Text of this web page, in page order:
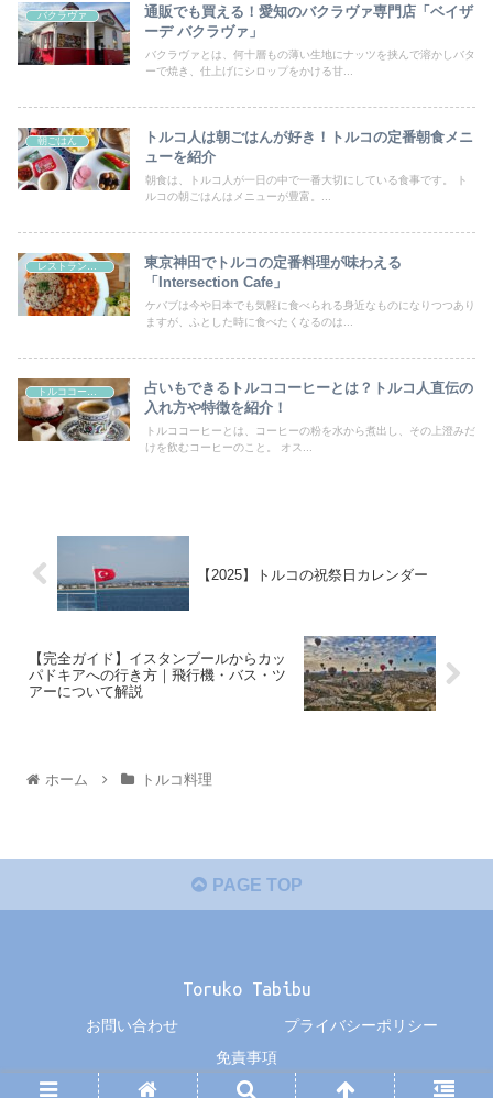
バクラヴァ
通販でも買える！愛知のバクラヴァ専門店「ベイザ
ーデ バクラヴァ」
バクラヴァとは、何十層もの薄い生地にナッツを挟んで溶かしバタ
ーで焼き、仕上げにシロップをかける甘...
朝ごはん
トルコ人は朝ごはんが好き！トルコの定番朝食メニ
ューを紹介
朝食は、トルコ人が一日の中で一番大切にしている食事です。 ト
ルコの朝ごはんはメニューが豊富。...
レストラン・カフェ
東京神田でトルコの定番料理が味わえる
「Intersection Cafe」
ケバブは今や日本でも気軽に食べられる身近なものになりつつあり
ますが、ふとした時に食べたくなるのは...
トルココーヒー
占いもできるトルココーヒーとは？トルコ人直伝の
入れ方や特徴を紹介！
トルココーヒーとは、コーヒーの粉を水から煮出し、その上澄みだ
けを飲むコーヒーのこと。 オス...
【2025】トルコの祝祭日カレンダー
【完全ガイド】イスタンブールからカッ
パドキアへの行き方｜飛行機・バス・ツ
アーについて解説
ホーム トルコ料理
PAGE TOP
Toruko Tabibu
お問い合わせ
プライバシーポリシー
免責事項